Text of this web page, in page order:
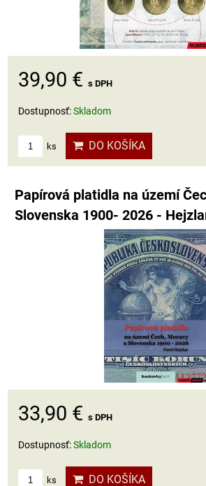
39,90 € s DPH
Dostupnosť:Skladom
ks DO KOŠÍKA
Papírová platidla na území
Slovenska 1900- 2026 -
33,90 € s DPH
Dostupnosť:Skladom
ks DO KOŠÍKA